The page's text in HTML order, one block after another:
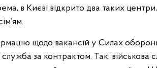
в Києві відкрито два таких
щодо вакансій у Силах
служба за контрактом. Так,